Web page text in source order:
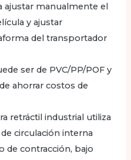
ajustar manualmente el
y ajustar
del transportador
ser de PVC/PP/POF y
ahorrar costos de
retráctil industrial utiliza
circulación interna
de contracción, bajo